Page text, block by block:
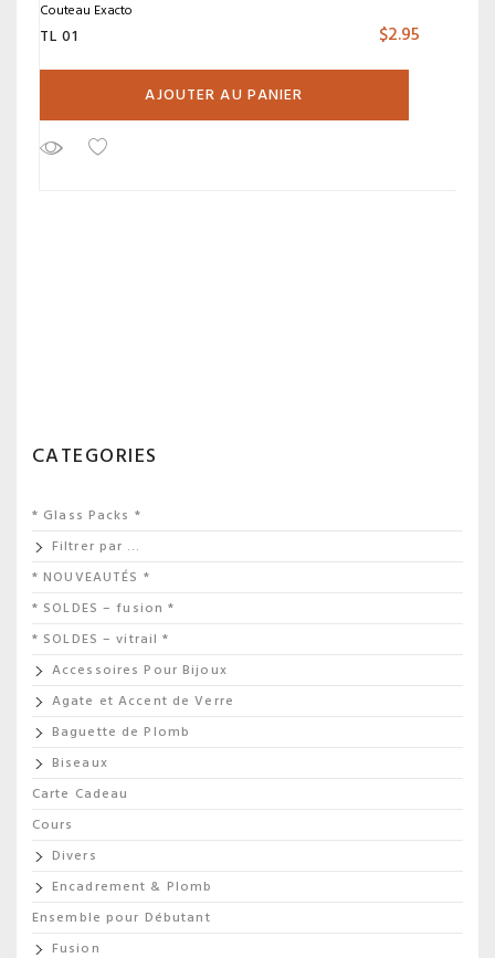
Couteau Exacto
TL 01 $2.95
AJOUTER AU PANIER
CATEGORIES
* Glass Packs *
Filtrer par …
* NOUVEAUTÉS *
* SOLDES – fusion *
* SOLDES – vitrail *
Accessoires Pour Bijoux
Agate et Accent de Verre
Baguette de Plomb
Biseaux
Carte Cadeau
Cours
Divers
Encadrement & Plomb
Ensemble pour Débutant
Fusion